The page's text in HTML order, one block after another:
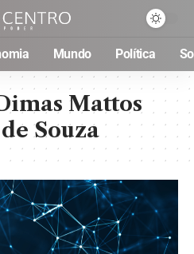
Mundo Política
Mattos
Souza